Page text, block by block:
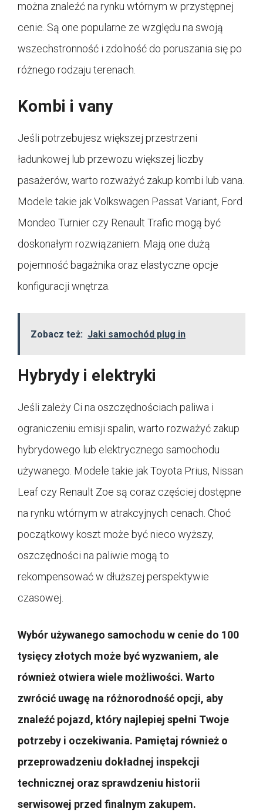
można znaleźć na rynku wtórnym w przystępnej
cenie. Są one popularne ze względu na swoją
wszechstronność i zdolność do poruszania się po
różnego rodzaju terenach.
Kombi i vany
Jeśli potrzebujesz większej przestrzeni
ładunkowej lub przewozu większej liczby
pasażerów, warto rozważyć zakup kombi lub vana.
Modele takie jak Volkswagen Passat Variant, Ford
Mondeo Turnier czy Renault Trafic mogą być
doskonałym rozwiązaniem. Mają one dużą
pojemność bagażnika oraz elastyczne opcje
konfiguracji wnętrza.
Zobacz też: Jaki samochód plug in
Hybrydy i elektryki
Jeśli zależy Ci na oszczędnościach paliwa i
ograniczeniu emisji spalin, warto rozważyć zakup
hybrydowego lub elektrycznego samochodu
używanego. Modele takie jak Toyota Prius, Nissan
Leaf czy Renault Zoe są coraz częściej dostępne
na rynku wtórnym w atrakcyjnych cenach. Choć
początkowy koszt może być nieco wyższy,
oszczędności na paliwie mogą to
rekompensować w dłuższej perspektywie
czasowej.
Wybór używanego samochodu w cenie do 100
tysięcy złotych może być wyzwaniem, ale
również otwiera wiele możliwości. Warto
zwrócić uwagę na różnorodność opcji, aby
znaleźć pojazd, który najlepiej spełni Twoje
potrzeby i oczekiwania. Pamiętaj również o
przeprowadzeniu dokładnej inspekcji
technicznej oraz sprawdzeniu historii
serwisowej przed finalnym zakupem.